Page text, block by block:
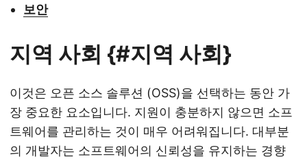
보안
지역 사회 {#지역 사회}
이것은 오픈 소스 솔루션 (OSS)을 선택하는 동안 가
장 중요한 요소입니다. 지원이 충분하지 않으면 소프
트웨어를 관리하는 것이 매우 어려워집니다. 대부분
의 개발자는 소프트웨어의 신뢰성을 유지하는 경향